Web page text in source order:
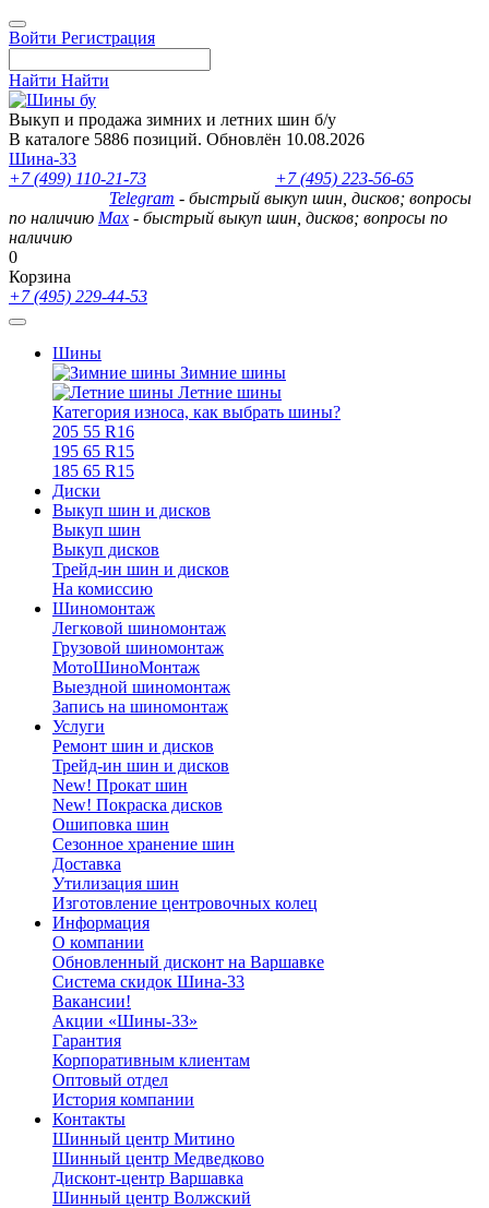
Войти Регистрация
Найти Найти
Выкуп и продажа зимних и летних шин б/у
В каталоге 5886 позиций. Обновлён 10.08.2026
Шина-33
+7 (499) 110-21-73
+7 (495) 223-56-65
Telegram - быстрый выкуп шин, дисков; вопросы
по наличию Max - быстрый выкуп шин, дисков; вопросы по
наличию
0
Корзина
+7 (495) 229-44-53
Шины
Зимние шины
Летние шины
Категория износа, как выбрать шины?
205 55 R16
195 65 R15
185 65 R15
Диски
Выкуп шин и дисков
Выкуп шин
Выкуп дисков
Трейд-ин шин и дисков
На комиссию
Шиномонтаж
Легковой шиномонтаж
Грузовой шиномонтаж
МотоШиноМонтаж
Выездной шиномонтаж
Запись на шиномонтаж
Услуги
Ремонт шин и дисков
Трейд-ин шин и дисков
New! Прокат шин
New! Покраска дисков
Ошиповка шин
Сезонное хранение шин
Доставка
Утилизация шин
Изготовление центровочных колец
Информация
О компании
Обновленный дисконт на Варшавке
Система скидок Шина-33
Вакансии!
Акции «Шины-33»
Гарантия
Корпоративным клиентам
Оптовый отдел
История компании
Контакты
Шинный центр Митино
Шинный центр Медведково
Дисконт-центр Варшавка
Шинный центр Волжский